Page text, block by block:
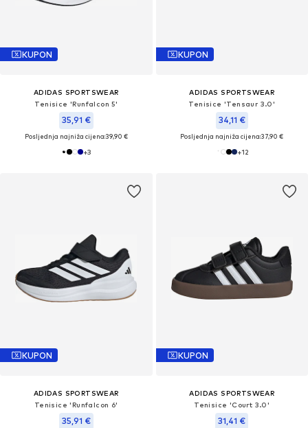
KUPON
ADIDAS SPORTSWEAR
Tenisice 'Runfalcon 5'
35,91 €
Posljednja najniža cijena:39,90 €
+3
KUPON
ADIDAS SPORTSWEAR
Tenisice 'Tensaur 3.0'
34,11 €
Posljednja najniža cijena:37,90 €
+12
KUPON
ADIDAS SPORTSWEAR
Tenisice 'Runfalcon 6'
35,91 €
KUPON
ADIDAS SPORTSWEAR
Tenisice 'Court 3.0'
31,41 €